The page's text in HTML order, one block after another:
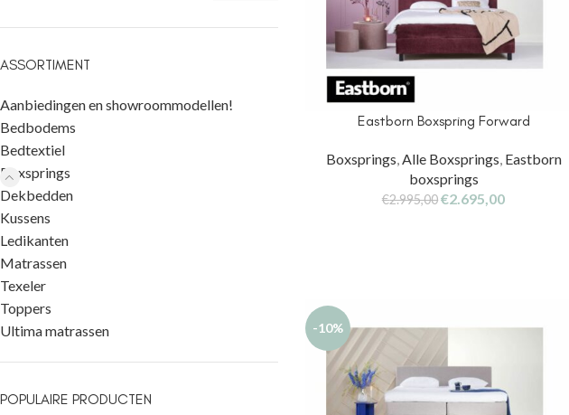
ASSORTIMENT
Aanbiedingen en showroommodellen!
Bedbodems
Bedtextiel
Boxsprings
Dekbedden
Kussens
Ledikanten
Matrassen
Texeler
Toppers
Ultima matrassen
POPULAIRE PRODUCTEN
Eastborn Boxspring Forward
Boxsprings,Alle Boxsprings, Eastborn
boxsprings
€2.995,00€2.695,00
-10%